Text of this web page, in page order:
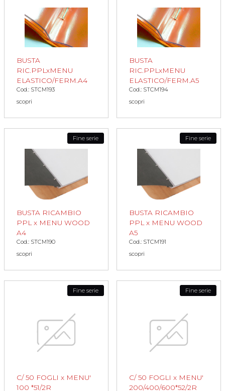
BUSTA
RIC.PPLxMENU
ELASTICO/FERM.A4
Cod.: STCM193
scopri
BUSTA
RIC.PPLxMENU
ELASTICO/FERM.A5
Cod.: STCM194
scopri
Fine serie
BUSTA RICAMBIO
PPL x MENU WOOD
A4
Cod.: STCM190
scopri
Fine serie
BUSTA RICAMBIO
PPL x MENU WOOD
A5
Cod.: STCM191
scopri
Fine serie
C/ 50 FOGLI x MENU'
100 *51/2R
Fine serie
C/ 50 FOGLI x MENU'
200/400/600*52/2R